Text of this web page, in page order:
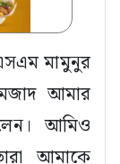
এসএম মামুনুর
আমার
আমিও
আমাকে